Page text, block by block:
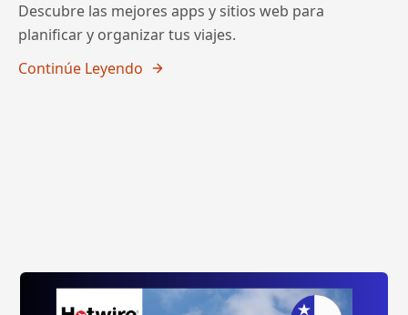
Descubre las mejores apps y sitios web para
planificar y organizar tus viajes.
Continúe Leyendo